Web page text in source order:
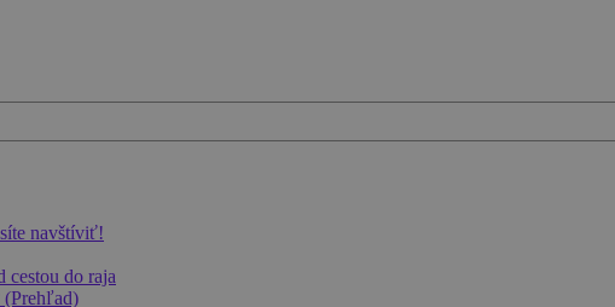
navštíviť!
cestou do raja
(Prehľad)